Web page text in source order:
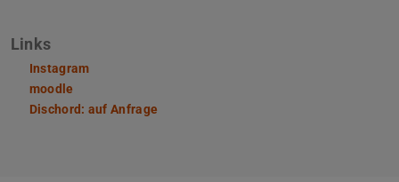
Links
Instagram
moodle
Dischord: auf Anfrage